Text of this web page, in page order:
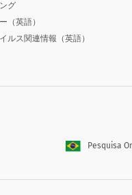
グ
（英語）
ルス関連情報（英語）
Pesquisa